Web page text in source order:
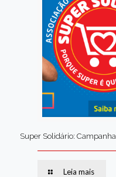
Super Solidário:
Leia mais